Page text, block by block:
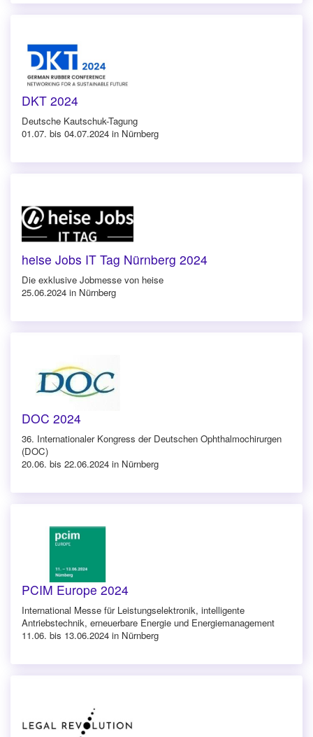
DKT 2024
Deutsche Kautschuk-Tagung
01.07. bis 04.07.2024 in Nürnberg
heise Jobs IT Tag Nürnberg 2024
Die exklusive Jobmesse von heise
25.06.2024 in Nürnberg
DOC 2024
36. Internationaler Kongress der Deutschen Ophthalmochirurgen
(DOC)
20.06. bis 22.06.2024 in Nürnberg
PCIM Europe 2024
International Messe für Leistungselektronik, intelligente
Antriebstechnik, erneuerbare Energie und Energiemanagement
11.06. bis 13.06.2024 in Nürnberg